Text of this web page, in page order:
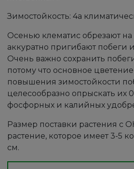
Зимостойкость: 4а
Осенью клематис обрезают на
аккуратно пригибают побеги
Очень важно сохранить
потому что основное
повышения зимостойкости
целесообразно опрыскать их
фосфорных и калийных
Размер поставки растения с
растение, которое имеет 3-5
см.